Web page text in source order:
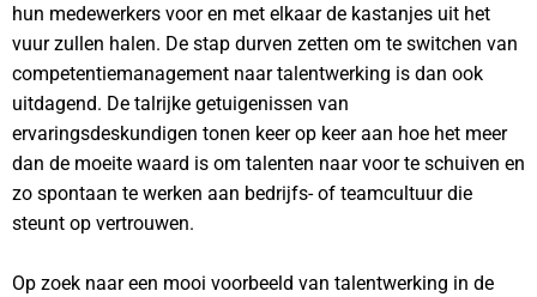
hun medewerkers voor en met elkaar de kastanjes uit het
vuur zullen halen. De stap durven zetten om te switchen van
competentiemanagement naar talentwerking is dan ook
uitdagend. De talrijke getuigenissen van
ervaringsdeskundigen tonen keer op keer aan hoe het meer
dan de moeite waard is om talenten naar voor te schuiven en
zo spontaan te werken aan bedrijfs- of teamcultuur die
steunt op vertrouwen.
Op zoek naar een mooi voorbeeld van talentwerking in de